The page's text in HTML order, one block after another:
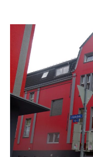
eröffnet
neue
Praxisräume
für
Menschen
in
prekären
Verhältnissen